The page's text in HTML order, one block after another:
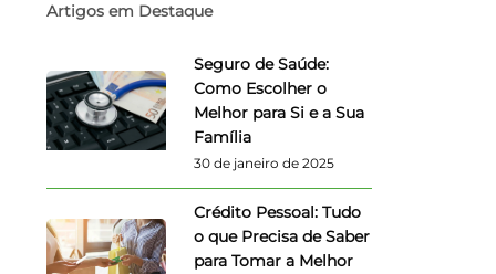
Artigos em Destaque
Seguro de Saúde:
Como Escolher o
Melhor para Si e a Sua
Família
30 de janeiro de 2025
Crédito Pessoal: Tudo
o que Precisa de Saber
para Tomar a Melhor